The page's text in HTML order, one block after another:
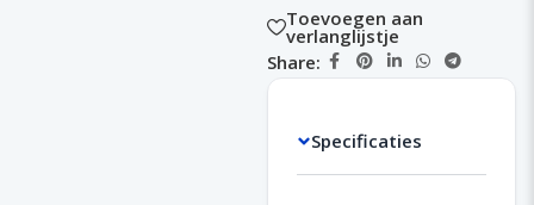
Toevoegen aan
verlanglijstje
Share:
Specificaties